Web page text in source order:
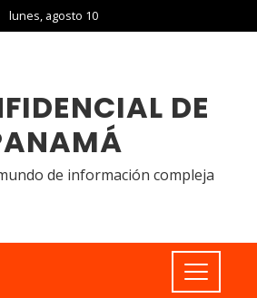
lunes, agosto 10
DE
de información compleja